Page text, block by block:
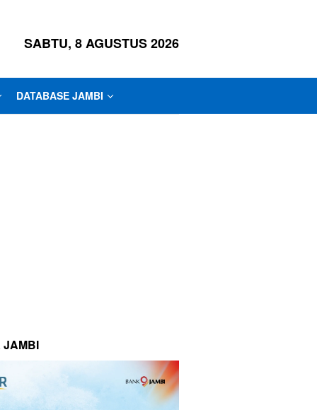
SABTU, 8 AGUSTUS 2026
DATABASE JAMBI